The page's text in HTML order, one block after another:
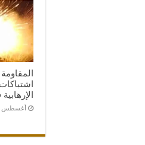
أغسطس 1, 2026